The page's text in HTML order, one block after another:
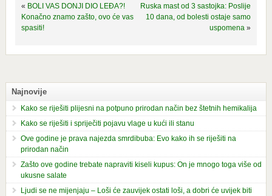
« BOLI VAS DONJI DIO LEĐA?!
Konačno znamo zašto, ovo će vas
spasiti!
Ruska mast od 3 sastojka: Poslije
10 dana, od bolesti ostaje samo
uspomena »
Najnovije
Kako se riješiti plijesni na potpuno prirodan način bez štetnih hemikalija
Kako se riješiti i spriječiti pojavu vlage u kući ili stanu
Ove godine je prava najezda smrdibuba: Evo kako ih se riješiti na
prirodan način
Zašto ove godine trebate napraviti kiseli kupus: On je mnogo toga više od
ukusne salate
Ljudi se ne mijenjaju – Loši će zauvijek ostati loši, a dobri će uvijek biti